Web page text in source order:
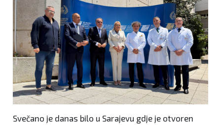
Svečano je danas bilo u Sarajevu gdje je otvoren